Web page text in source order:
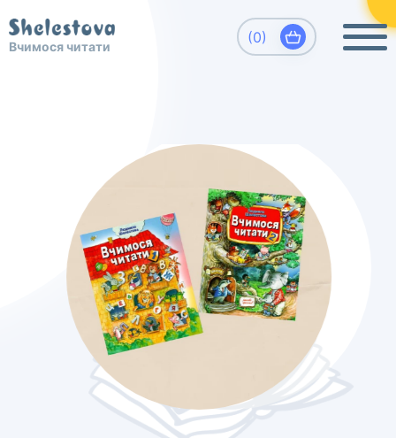
Вчимося читати
(0)
Виберіть, який напрямок Вас цікавить ×